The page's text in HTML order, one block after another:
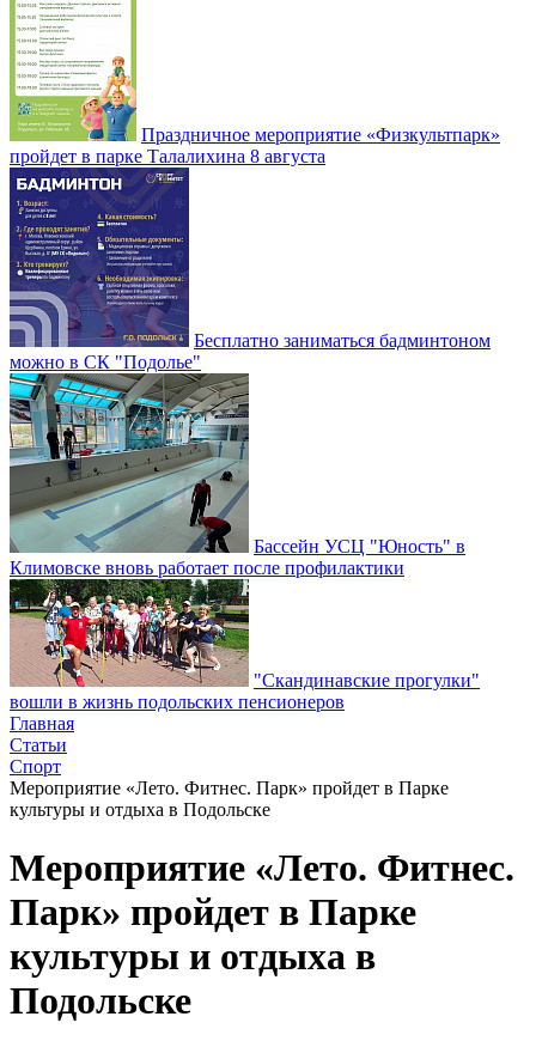
Праздничное мероприятие «Физкультпарк»
пройдет в парке Талалихина 8 августа
Бесплатно заниматься бадминтоном
можно в СК "Подолье"
Бассейн УСЦ "Юность" в
Климовске вновь работает после профилактики
"Скандинавские прогулки"
вошли в жизнь подольских пенсионеров
Главная
Статьи
Спорт
Мероприятие «Лето. Фитнес. Парк» пройдет в Парке
культуры и отдыха в Подольске
Мероприятие «Лето. Фитнес.
Парк» пройдет в Парке
культуры и отдыха в
Подольске